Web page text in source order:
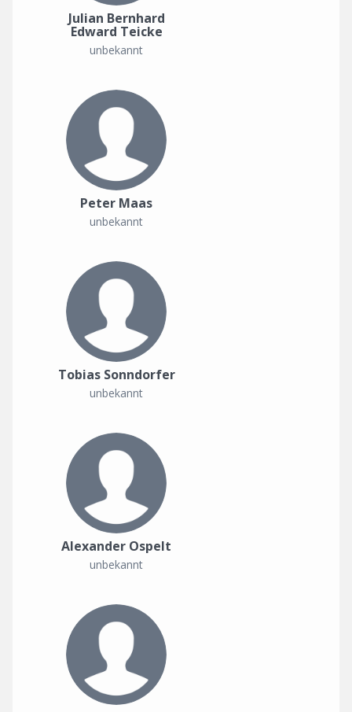
Julian Bernhard
Edward Teicke
unbekannt
Peter Maas
unbekannt
Tobias Sonndorfer
unbekannt
Alexander Ospelt
unbekannt